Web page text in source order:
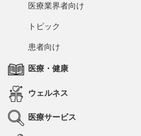
医療業界者向け
トピック
患者向け
医療・健康
ウェルネス
医療サービス